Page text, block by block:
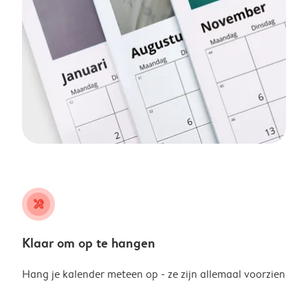
tools
Klaar om op te hangen
Hang je kalender meteen op - ze zijn allemaal voorzien